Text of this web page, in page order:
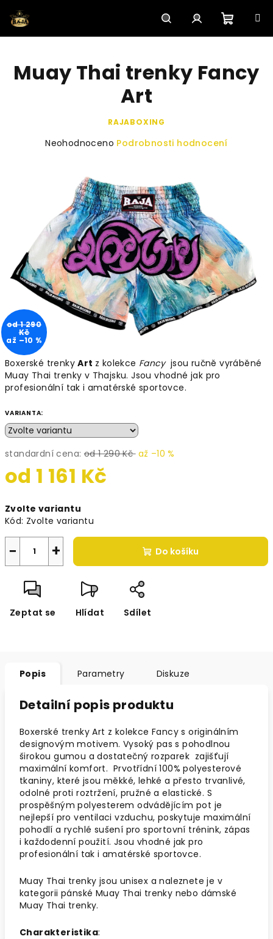
na
obsah
HledatPřihlášení
košík
Boxerské trenkyArt z kolekce Fancy jsou ručně vyráběné
Muay Thai trenky v Thajsku. Jsou vhodné jak pro
profesionální tak i amatérské sportovce.
VARIANTA:
standardní cena: od 1 290 Kč až –10 %
od 1 161 Kč
cena:
Zvolte variantu
Kód: Zvolte variantu
+
− Do košíku
Zeptat se Hlídat Sdílet
Muay Thai trenky Fancy
Art
RAJABOXING
Průměrné
hvězdiček.
Neohodnoceno Podrobnosti hodnocení
od 1 290
Kč
až –10 %
Popis Parametry Diskuze
Detailní popis produktu
Boxerské trenky Art z kolekce Fancy s originálním
designovým motivem. Vysoký pas s pohodlnou
širokou gumou a dostatečný rozparek zajišťují
maximální komfort. Prvotřídní 100% polyesterové
tkaniny, které jsou měkké, lehké a přesto trvanlivé,
odolné proti roztržení, pružné a elastické. S
prospěšným polyesterem odvádějícím pot je
nejlepší pro ventilaci vzduchu, poskytuje maximální
pohodlí a rychlé sušení pro sportovní trénink, zápas
i každodenní použití. Jsou vhodné jak pro
profesionální tak i amatérské sportovce.
Muay Thai trenky jsou unisex a naleznete je v
kategorii pánské Muay Thai trenky nebo dámské
Muay Thai trenky.
Charakteristika: